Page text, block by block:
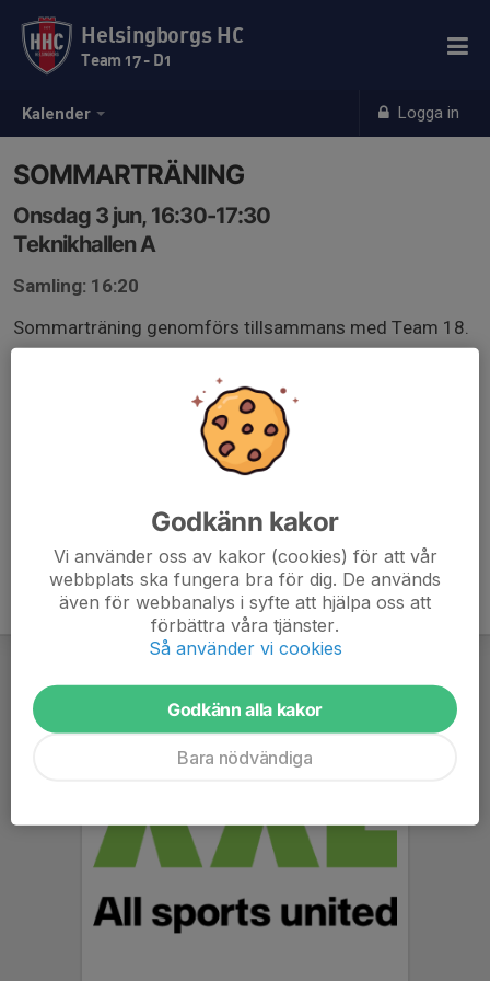
Kalender Logga in
Helsingborgs HC
Team 17 - D1
SOMMARTRÄNING
Onsdag 3 jun, 16:30-17:30
Teknikhallen A
Samling: 16:20
Sommarträning genomförs tillsammans med Team 18.
Idrottskläder, idrottsskor för inomhusbruk om inget
annat uppges, samt vattenflaska.
Godkänn kakor
Vi använder oss av kakor (cookies) för att vår
webbplats ska fungera bra för dig. De används
även för webbanalys i syfte att hjälpa oss att
förbättra våra tjänster.
Så använder vi cookies
Godkänn alla kakor
Bara nödvändiga